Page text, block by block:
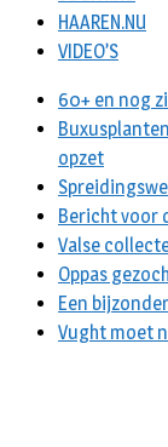
HAAREN.NU
VIDEO’S
60+ en nog
opzet
Bericht voor
Valse
Oppas
Een
Vught moet